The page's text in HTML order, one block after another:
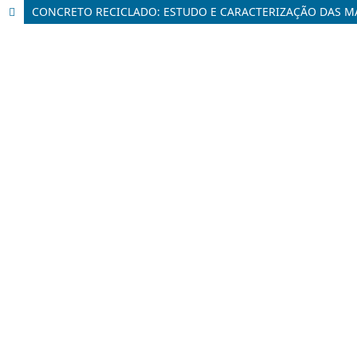
CONCRETO RECICLADO: ESTUDO E CARACTERIZAÇÃO DAS